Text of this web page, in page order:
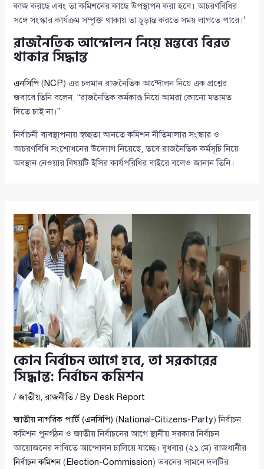
কাজ করছে এবং তা কমিশনের কাছে উপস্থাপন করা হবে। আচরণবিধির
সঙ্গে সংস্কার কার্যক্রম সম্পৃক্ত থাকায় তা চূড়ান্ত করতে সময় লাগতে পারে।’
রাজনৈতিক আন্দোলন নিয়ে মন্তব্যে বিরত
থাকার সিদ্ধান্ত
এনসিপি (NCP) এর চলমান রাজনৈতিক আন্দোলন নিয়ে এক প্রশ্নের
জবাবে তিনি বলেন, “রাজনৈতিক কর্মকাণ্ড নিয়ে আমরা কোনো মতামত
দিতে চাই না।”
নির্বাচনী ব্যবস্থাপনায় স্বচ্ছতা আনতে কমিশন নীতিমালার সংস্কার ও
আচরণবিধি সংশোধনের উদ্যোগ নিয়েছে, তবে রাজনৈতিক কর্মসূচি নিয়ে
অবস্থান নেওয়ার বিষয়টি ইসির কার্যপরিধির বাইরে বলেও জানান তিনি।
কোন নির্বাচন আগে হবে, তা সরকারের
সিদ্ধান্ত: নির্বাচন কমিশন
/জাতীয়,রাজনীতি/ By Desk Report
জাতীয় নাগরিক পার্টি (এনসিপি) (National-Citizens-Party) নির্বাচন
কমিশন পুনর্গঠন ও জাতীয় নির্বাচনের আগে স্থানীয় সরকার নির্বাচন
আয়োজনের দাবিতে আন্দোলন চালিয়ে যাচ্ছে। বুধবার (২১ মে) রাজধানীর
নির্বাচন কমিশন( Election-Commission) ভবনের সামনে দলটির